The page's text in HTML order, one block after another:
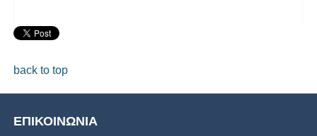
back to top
ΕΠΙΚΟΙΝΩΝΙΑ